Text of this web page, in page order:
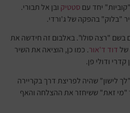
סטטיק ובן אל תבורי.
"בלוק" בהפקה של ג'ורדי.
אלבום בשם "רצה סולו". באלבום זה חידשה את
שלדוד ד'אור. כמו כן, הוציאה את השיר
ודולי פן.
השיר "לך לישון" שהיה לפריצת דרך בקריירה
"מי זאת" ששיחזר את ההצלחה והאף